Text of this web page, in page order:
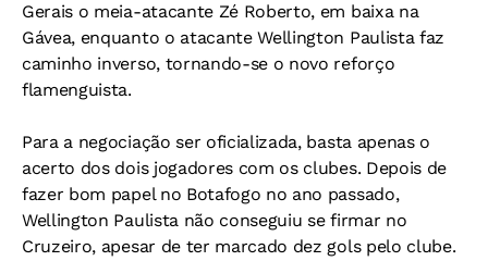
Gerais o meia-atacante Zé Roberto, em baixa na
Gávea, enquanto o atacante Wellington Paulista faz
caminho inverso, tornando-se o novo reforço
flamenguista.
Para a negociação ser oficializada, basta apenas o
acerto dos dois jogadores com os clubes. Depois de
fazer bom papel no Botafogo no ano passado,
Wellington Paulista não conseguiu se firmar no
Cruzeiro, apesar de ter marcado dez gols pelo clube.